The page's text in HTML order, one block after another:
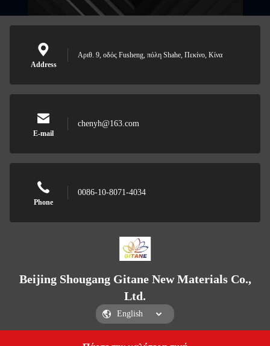
Address
Αριθ. 9, οδός Fusheng, πόλη Shahe, Πεκίνο, Κίνα
E-mail
chenyh@163.com
Phone
0086-10-8071-4034
Beijing Shougang Gitane New Materials Co.,
Ltd.